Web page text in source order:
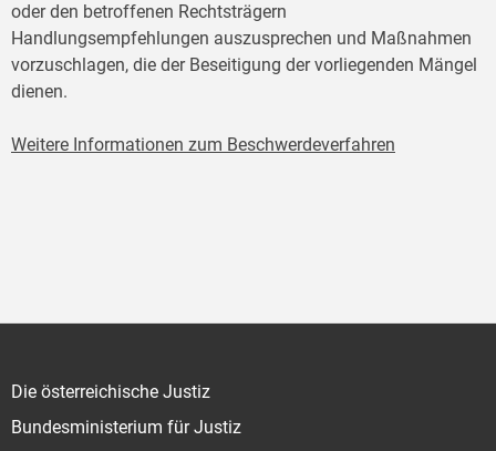
oder den betroffenen Rechtsträgern
Handlungsempfehlungen auszusprechen und Maßnahmen
vorzuschlagen, die der Beseitigung der vorliegenden Mängel
dienen.
Weitere Informationen zum Beschwerdeverfahren
Die österreichische Justiz
Bundesministerium für Justiz